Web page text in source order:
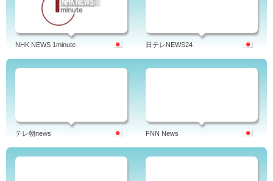
NHK NEWS 1minute 日テレNEWS24
テレ朝news FNN News